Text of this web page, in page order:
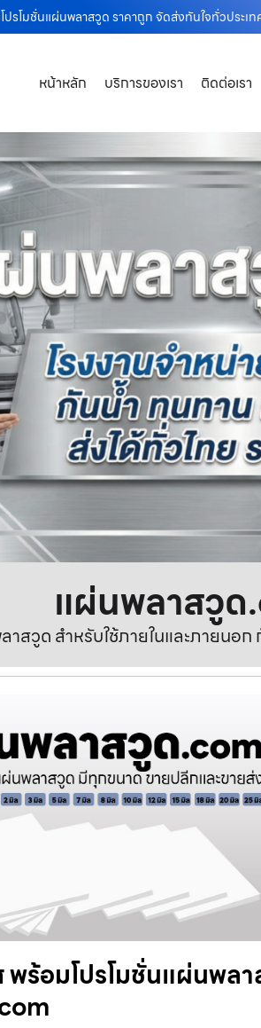
รโมชั่นแผ่นพลาสวูด ราคาถูก จัดส่งทันใจทั่วประเ
หน้าหลัก บริการของเรา ติดต่อเรา
แผ่นพลาสวู
สวูด สำหรับใช้ภายในและภายนอก
ร้อมโปรโมชั่นแผ่นพล